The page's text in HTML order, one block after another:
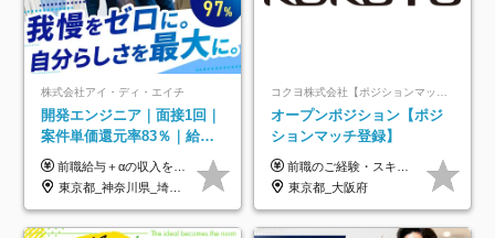
株式会社アイ・ディ・エイチ
開発エンジニア｜面接1回｜
案件単価還元率83％｜給与
UP保証｜年休140日｜在宅
利用率9割｜独立支援・副業
制度
前職給与＋αの収入を保証 月給42万円～120万円＋各種手当＋賞与 給与基準が明確かつ高還元です。 一人ひとりが安定した環境のもと、長く活躍できる職場を目指しています。 ※平均年収650万円 ・還元率83％ ・各種手当について 職能手当／職務手当／資格手当／営業手当 など ※前職での経験・能力、給与などを考慮の上、当社規定により優遇いたします ※試用期間あり（3ヶ月／期間中の条件に変動はありません） ※上記金額には固定残業代（78,948円～225,564円/月30時間分）を含みます 超過分は別途全額支給いたします ・年収UPを保証 過去には転職時に〈年収200万円UP〉したエンジニアも在籍しています。入社時だけでなく、入社後も安心の給与水準で働ける環境です。キャリアや技術力が正当に評価されていないと感じていたら、一度面接でお話ししましょう！ 当社では管理職の人数は最低限にし、無駄な管理をしません。その費用削減分を社員の給与に還元しています！
東京都_神奈川県_埼玉県_千葉県_大阪府_愛知県_北海道_青森県_岩手県_宮城県_秋田県_山形県_福島県_茨城県_栃木県_群馬県_新潟県_山梨県_長野県_富山県_石川県_福井県_静岡県_岐阜県_三重県_兵庫県_京都府_滋賀県_奈良県_和歌山県_広島県_岡山県_鳥取県_島根県_山口県_徳島県_香川県_愛媛県_高知県_福岡県_熊本県_佐賀県_長崎県_大分県_宮崎県_鹿児島県_沖縄県
オープンポジション【ポジ
ションマッチ登録】
前職のご経験・スキル等を考慮して決定します。
東京都_大阪府